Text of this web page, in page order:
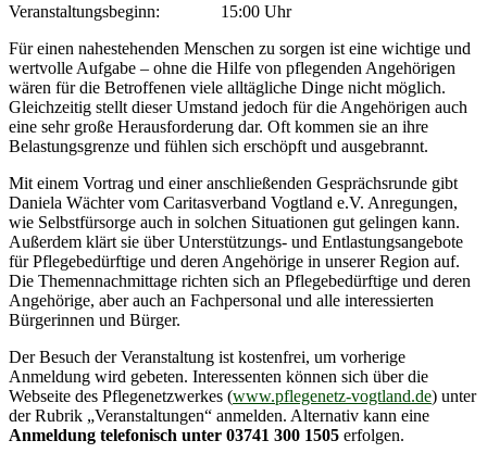
Veranstaltungsbeginn: 15:00 Uhr
Für einen nahestehenden Menschen zu sorgen ist eine wichtige und
wertvolle Aufgabe – ohne die Hilfe von pflegenden Angehörigen
wären für die Betroffenen viele alltägliche Dinge nicht möglich.
Gleichzeitig stellt dieser Umstand jedoch für die Angehörigen auch
eine sehr große Herausforderung dar. Oft kommen sie an ihre
Belastungsgrenze und fühlen sich erschöpft und ausgebrannt.
Mit einem Vortrag und einer anschließenden Gesprächsrunde gibt
Daniela Wächter vom Caritasverband Vogtland e.V. Anregungen,
wie Selbstfürsorge auch in solchen Situationen gut gelingen kann.
Außerdem klärt sie über Unterstützungs- und Entlastungsangebote
für Pflegebedürftige und deren Angehörige in unserer Region auf.
Die Themennachmittage richten sich an Pflegebedürftige und deren
Angehörige, aber auch an Fachpersonal und alle interessierten
Bürgerinnen und Bürger.
Der Besuch der Veranstaltung ist kostenfrei, um vorherige
Anmeldung wird gebeten. Interessenten können sich über die
Webseite des Pflegenetzwerkes (www.pflegenetz-vogtland.de) unter
der Rubrik „Veranstaltungen“ anmelden. Alternativ kann eine
Anmeldung telefonisch unter 03741 300 1505 erfolgen.